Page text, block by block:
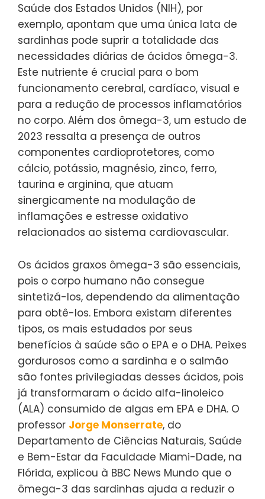
Saúde dos Estados Unidos (NIH), por
exemplo, apontam que uma única lata de
sardinhas pode suprir a totalidade das
necessidades diárias de ácidos ômega-3.
Este nutriente é crucial para o bom
funcionamento cerebral, cardíaco, visual e
para a redução de processos inflamatórios
no corpo. Além dos ômega-3, um estudo de
2023 ressalta a presença de outros
componentes cardioprotetores, como
cálcio, potássio, magnésio, zinco, ferro,
taurina e arginina, que atuam
sinergicamente na modulação de
inflamações e estresse oxidativo
relacionados ao sistema cardiovascular.
Os ácidos graxos ômega-3 são essenciais,
pois o corpo humano não consegue
sintetizá-los, dependendo da alimentação
para obtê-los. Embora existam diferentes
tipos, os mais estudados por seus
benefícios à saúde são o EPA e o DHA. Peixes
gordurosos como a sardinha e o salmão
são fontes privilegiadas desses ácidos, pois
já transformaram o ácido alfa-linoleico
(ALA) consumido de algas em EPA e DHA. O
professor Jorge Monserrate, do
Departamento de Ciências Naturais, Saúde
e Bem-Estar da Faculdade Miami-Dade, na
Flórida, explicou à BBC News Mundo que o
ômega-3 das sardinhas ajuda a reduzir o